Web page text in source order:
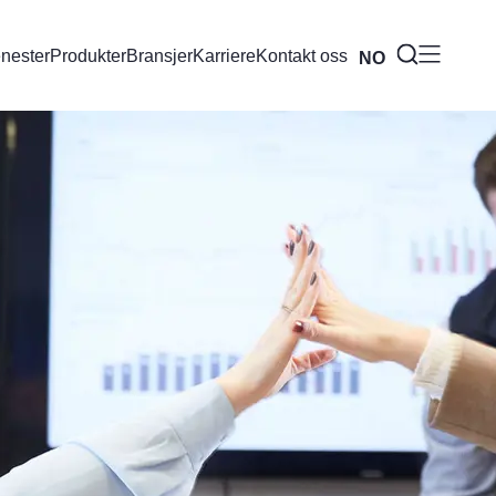
ProdukterBransjerKarriereKontakt oss
NO
EN